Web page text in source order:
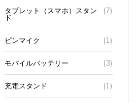
タブレット（スマホ）スタン
ド
(7)
ピンマイク (1)
モバイルバッテリー (3)
充電スタンド (1)